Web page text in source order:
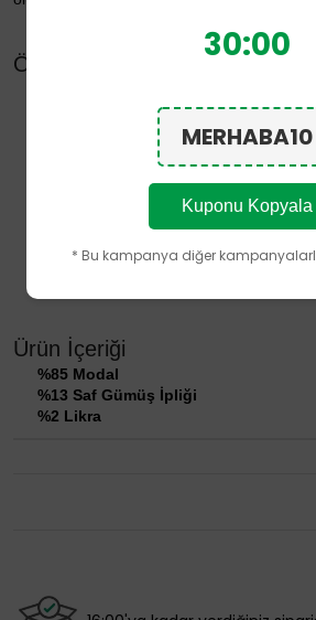
Öne Çıkan Özellikler
Bilek seviyesine kadar uzanan
%13
Dikişsiz burun tasarımı
Modal ağırlıklı doğal iplik yapısı
Polyamid (Naylon) ve Polyester içermez
Nefes alabilen yapısıyla gün boyu
Günlük kullanıma uygun hafif ve
Ürünün performans özellikleri, doğru
koşullarında kullanım ömrü boyunca
Ürün İçeriği
%85 Modal
%13 Saf Gümüş İpliği
%2 Likra
30:00
MERHABA10
Kuponu Kopyala
* Bu kampanya diğer